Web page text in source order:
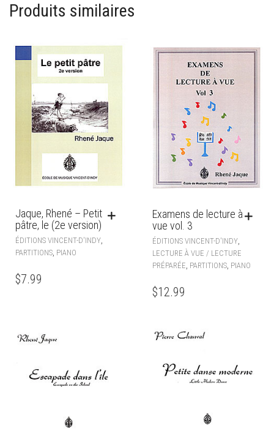
Produits similaires
Jaque, Rhené – Petit
pâtre, le (2e version)
ÉDITIONS VINCENT-D'INDY,
PARTITIONS, PIANO
$7.99
Examens de lecture à
vue vol. 3
ÉDITIONS VINCENT-D'INDY,
LECTURE À VUE / LECTURE
PRÉPARÉE, PARTITIONS, PIANO
$12.99